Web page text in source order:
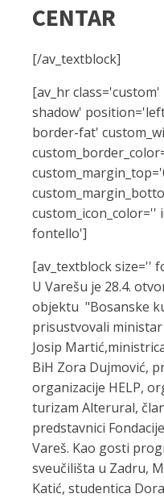
CENTAR
[/av_textblock]
[av_hr
shadow'
border-fat'
fontello']
[av_textblock size=''
U Varešu je 28.4.
objektu "Bosanske
prisustvovali
Josip
BiH Zora Dujmović,
organizacije HELP,
turizam Alterural,
predstavnici
Vareš. Kao gosti
sveučilišta u Zadru,
Katić, studentica